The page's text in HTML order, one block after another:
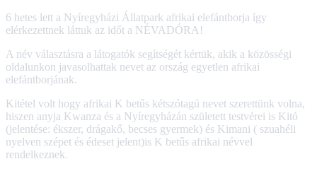
6 hetes lett a Nyíregyházi Állatpark afrikai elefántborja így
elérkezettnek láttuk az időt a NÉVADÓRA!
A név választásra a látogatók segítségét kértük, akik a közösségi
oldalunkon javasolhattak nevet az ország egyetlen afrikai
elefántborjának.
Kitétel volt hogy afrikai K betűs kétszótagú nevet szerettünk volna,
hiszen anyja Kwanza és a Nyíregyházán született testvérei is Kitó
(jelentése: ékszer, drágakő, becses gyermek) és Kimani ( szuahéli
nyelven szépet és édeset jelent)is K betűs afrikai névvel
rendelkeznek.